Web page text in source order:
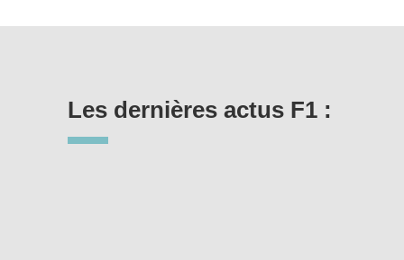
Les dernières actus F1 :